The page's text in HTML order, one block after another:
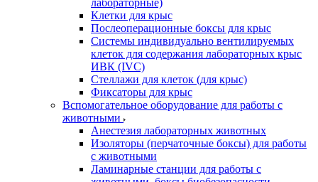
лабораторные)
Клетки для крыс
Послеоперационные боксы для крыс
Системы индивидуально вентилируемых
клеток для содержания лабораторных крыс
ИВК (IVC)
Стеллажи для клеток (для крыс)
Фиксаторы для крыс
Вспомогательное оборудование для работы с
животными
Анестезия лабораторных животных
Изоляторы (перчаточные боксы) для работы
с животными
Ламинарные станции для работы с